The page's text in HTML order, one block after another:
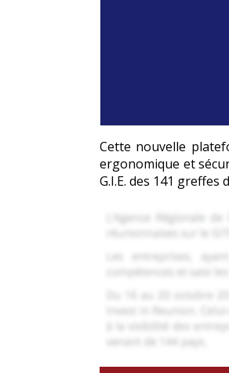
Cette nouvelle
ergonomique et
G.I.E. des 141 greffes